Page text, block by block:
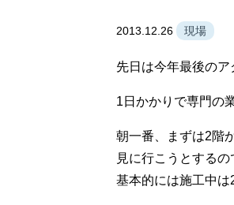
2013.12.26 現場
先日は今年最後の
1日かかりで専門の
朝一番、まずは2階
見に行こうとする
基本的には施工中